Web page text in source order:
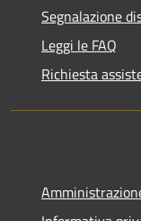
Segnalazione
Leggi le FAQ
Richiesta